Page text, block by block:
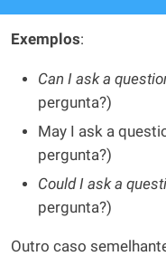
Exemplos:
Can I ask a
pergunta?)
May I ask a
pergunta?)
Could I ask a
pergunta?)
Outro caso